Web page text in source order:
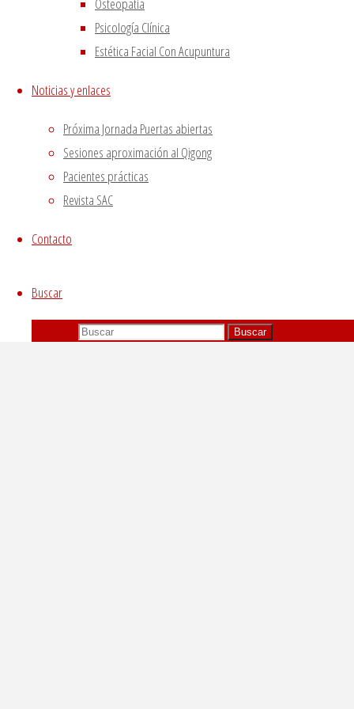
Psicología Clínica
Estética Facial Con Acupuntura
Noticias y enlaces
Próxima Jornada Puertas abiertas
Sesiones aproximación al Qigong
Pacientes prácticas
Revista SAC
Contacto
Buscar
Buscar